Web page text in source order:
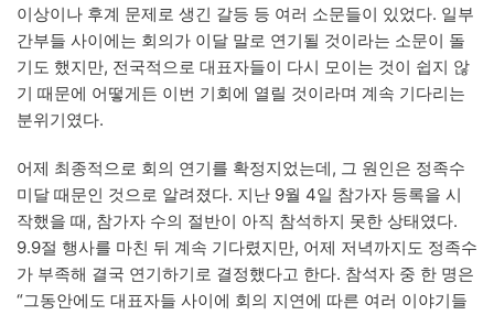
이상이나 후계 문제로 생긴 갈등 등 여러 소문들이 있었다. 일부
간부들 사이에는 회의가 이달 말로 연기될 것이라는 소문이 돌
기도 했지만, 전국적으로 대표자들이 다시 모이는 것이 쉽지 않
기 때문에 어떻게든 이번 기회에 열릴 것이라며 계속 기다리는
분위기였다.
어제 최종적으로 회의 연기를 확정지었는데, 그 원인은 정족수
미달 때문인 것으로 알려졌다. 지난 9월 4일 참가자 등록을 시
작했을 때, 참가자 수의 절반이 아직 참석하지 못한 상태였다.
9.9절 행사를 마친 뒤 계속 기다렸지만, 어제 저녁까지도 정족수
가 부족해 결국 연기하기로 결정했다고 한다. 참석자 중 한 명은
“그동안에도 대표자들 사이에 회의 지연에 따른 여러 이야기들